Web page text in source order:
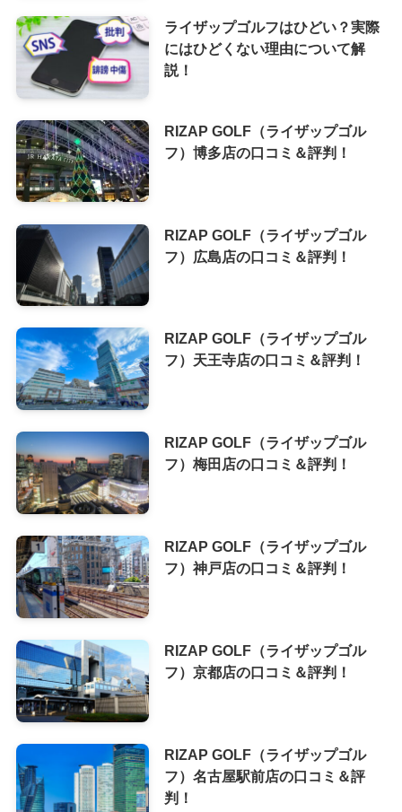
ライザップゴルフはひどい？実際
にはひどくない理由について解
説！
RIZAP GOLF（ライザップゴル
フ）博多店の口コミ＆評判！
RIZAP GOLF（ライザップゴル
フ）広島店の口コミ＆評判！
RIZAP GOLF（ライザップゴル
フ）天王寺店の口コミ＆評判！
RIZAP GOLF（ライザップゴル
フ）梅田店の口コミ＆評判！
RIZAP GOLF（ライザップゴル
フ）神戸店の口コミ＆評判！
RIZAP GOLF（ライザップゴル
フ）京都店の口コミ＆評判！
RIZAP GOLF（ライザップゴル
フ）名古屋駅前店の口コミ＆評
判！